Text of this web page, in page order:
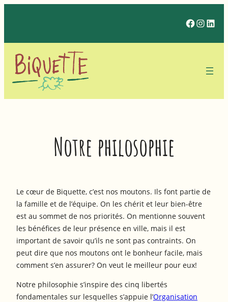
Notre philosophie
Le cœur de Biquette, c’est nos moutons. Ils font partie de
la famille et de l’équipe. On les chérit et leur bien-être
est au sommet de nos priorités. On mentionne souvent
les bénéfices de leur présence en ville, mais il est
important de savoir qu’ils ne sont pas contraints. On
peut dire que nos moutons ont le bonheur facile, mais
comment s’en assurer? On veut le meilleur pour eux!
Notre philosophie s’inspire des cinq libertés
fondamentales sur lesquelles s’appuie l’Organisation